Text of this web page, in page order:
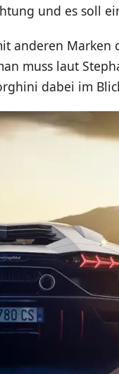
und es soll
anderen Marken
muss laut
dabei im